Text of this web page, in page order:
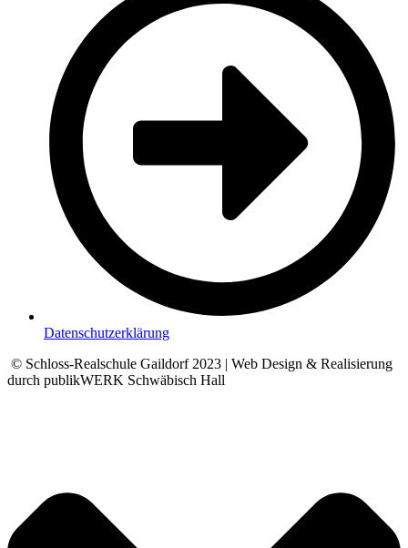
Datenschutzerklärung
© Schloss-Realschule Gaildorf 2023 | Web Design & Realisierung
durch publikWERK Schwäbisch Hall